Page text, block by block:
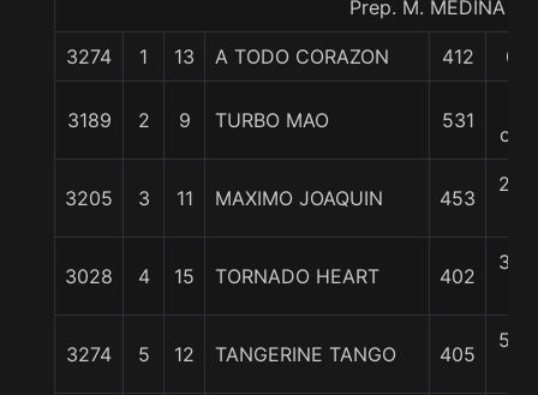
Prep. M. MEDINA T.
3274 1 13 A TODO CORAZON 412 0/0
3189 2 9 TURBO MAO 531
3205 3 11 MAXIMO JOAQUIN 453
2 1/
3028 4 15 TORNADO HEART 402
3 1/
3274 5 12 TANGERINE TANGO 405
5 1/